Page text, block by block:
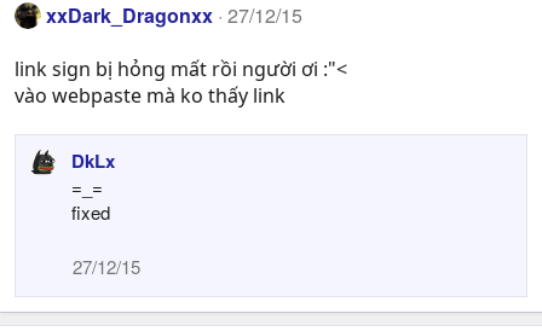
xxDark_Dragonxx 27/12/15
link sign bị hỏng mất rồi người ơi :"<
vào webpaste mà ko thấy link
DkLx
=_=
fixed
27/12/15